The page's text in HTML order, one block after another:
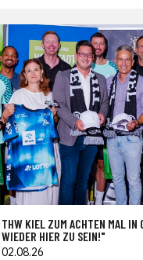
THW KIEL ZUM ACHTEN MAL IN
WIEDER HIER ZU SEIN!"
02.08.26